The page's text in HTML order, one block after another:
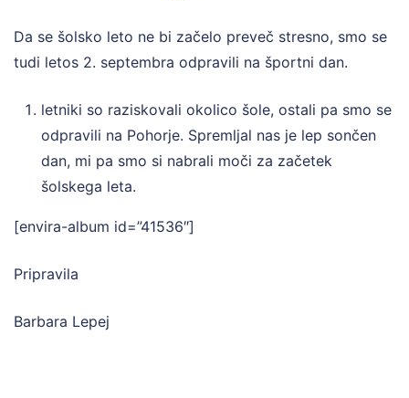
Da se šolsko leto ne bi začelo preveč stresno, smo se
tudi letos 2. septembra odpravili na športni dan.
letniki so raziskovali okolico šole, ostali pa smo se
odpravili na Pohorje. Spremljal nas je lep sončen
dan, mi pa smo si nabrali moči za začetek
šolskega leta.
[envira-album id=”41536″]
Pripravila
Barbara Lepej